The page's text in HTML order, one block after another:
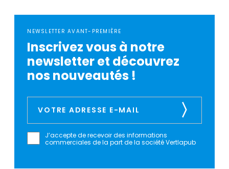
NEWSLETTER AVANT-PREMIÈRE
Inscrivez vous à notre
newsletter et découvrez
nos nouveautés !
J’accepte de recevoir des informations
commerciales de la part de la société Vertlapub